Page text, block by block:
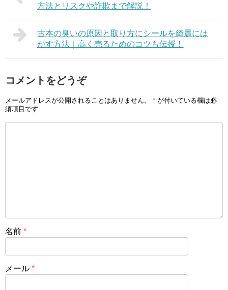
方法とリスクや詐欺まで解説！
古本の臭いの原因と取り方にシールを綺麗には
がす方法｜高く売るためのコツも伝授！
コメントをどうぞ
メールアドレスが公開されることはありません。 * が付いている欄は必
須項目です
名前 *
メール *